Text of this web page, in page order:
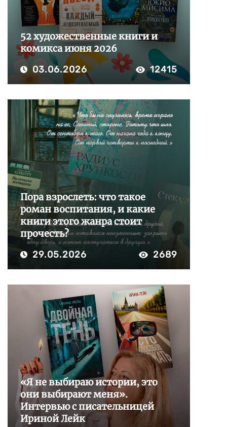
52 художественные книги и
комикса июня 2026
03.06.2026 12415
Пора взрослеть: что такое
роман воспитания, и какие
книги этого жанра стоит
прочесть?
29.05.2026 2689
«Я не выбираю истории, это
они выбирают меня».
Интервью с писательницей
Ириной Лейк